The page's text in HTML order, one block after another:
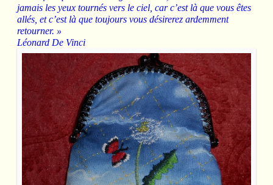
jamais les yeux tournés vers le ciel, car c’est là que vous êtes
allés, et c’est là que toujours vous désirerez ardemment
retourner. »
Léonard De Vinci